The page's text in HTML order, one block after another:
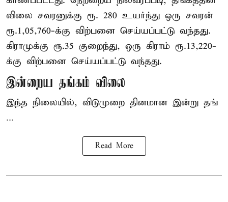
விலை சவரனுக்கு ரூ. 280 உயர்ந்து ஒரு சவரன்
ரூ.1,05,760-க்கு விற்பனை செய்யப்பட்டு வந்தது.
கிராமுக்கு ரூ.35 குறைந்து, ஒரு கிராம் ரூ.13,220-
க்கு விற்பனை செய்யப்பட்டு வந்தது.
இன்றைய தங்கம் விலை
இந்த நிலையில், விடுமுறை தினமான இன்று தங்
...
Read More